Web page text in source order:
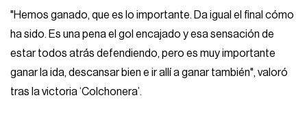
"Hemos ganado, que es lo importante. Da igual el final cómo
ha sido. Es una pena el gol encajado y esa sensación de
estar todos atrás defendiendo, pero es muy importante
ganar la ida, descansar bien e ir allí a ganar también", valoró
tras la victoria ‘Colchonera’.